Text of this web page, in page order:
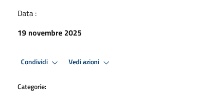
Data :
19 novembre 2025
Condividi Vedi azioni
Categorie: